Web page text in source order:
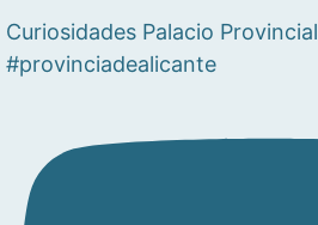
Curiosidades Palacio Provincial
#provinciadealicante